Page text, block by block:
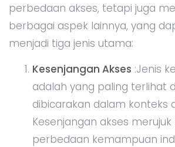
perbedaan akses, tetapi juga
berbagai aspek lainnya, yang
menjadi tiga jenis utama:
Kesenjangan Akses :Jenis
adalah yang paling terlihat
dibicarakan dalam konteks
Kesenjangan akses
perbedaan kemampuan